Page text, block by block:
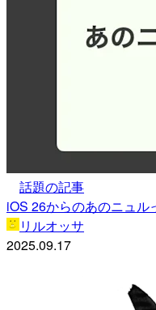
話題の記事
iOS 26からのあのニュ
リルオッサ
2025.09.17